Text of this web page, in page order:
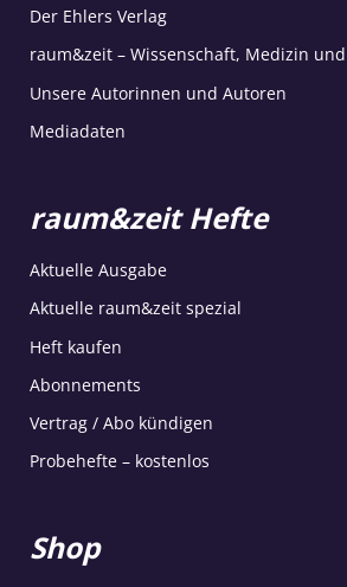
Der Ehlers Verlag
raum&zeit – Wissenschaft, Medizin
Unsere Autorinnen und Autoren
Mediadaten
raum&zeit Hefte
Aktuelle Ausgabe
Aktuelle raum&zeit spezial
Heft kaufen
Abonnements
Vertrag / Abo kündigen
Probehefte – kostenlos
Shop